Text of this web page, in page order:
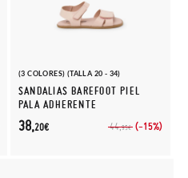
(3 COLORES) (TALLA 20 - 34)
SANDALIAS BAREFOOT PIEL
PALA ADHERENTE
44,95€ (-15%)
38,20€